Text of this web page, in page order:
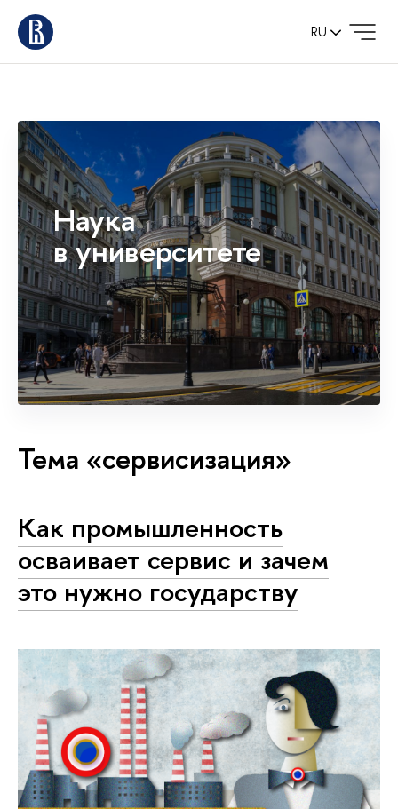
RU
Наука
в университете
Тема «сервисизация»
Как промышленность
осваивает сервис и зачем
это нужно государству